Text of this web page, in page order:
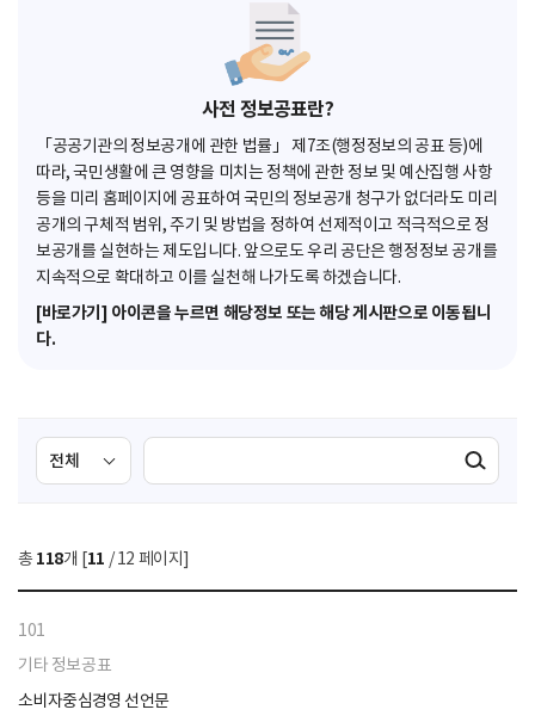
사전 정보공표란?
「공공기관의 정보공개에 관한 법률」 제7조(행정정보의 공표 등)에
따라, 국민생활에 큰 영향을 미치는 정책에 관한 정보 및 예산집행 사항
등을 미리 홈페이지에 공표하여 국민의 정보공개 청구가 없더라도 미리
공개의 구체적 범위, 주기 및 방법을 정하여 선제적이고 적극적으로 정
보공개를 실현하는 제도입니다. 앞으로도 우리 공단은 행정정보 공개를
지속적으로 확대하고 이를 실천해 나가도록 하겠습니다.
[바로가기] 아이콘을 누르면 해당정보 또는 해당 게시판으로 이동됩니
다.
검
색
선
택
색
검색실행
총 118개 [11 / 12 페이지]
101
기타 정보공표
소비자중심경영 선언문